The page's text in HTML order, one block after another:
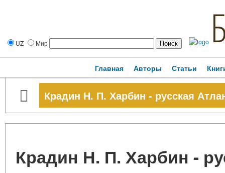
UZ Мир
Главная Авторы Статьи
Крадин Н. П. Харбин - русская
Крадин Н. П. Харбин -